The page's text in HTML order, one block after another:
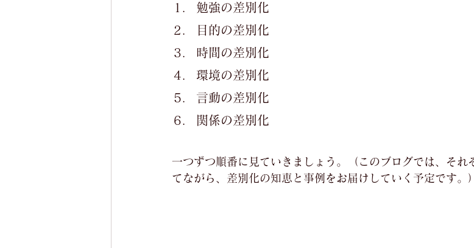
勉強の差別化
目的の差別化
時間の差別化
環境の差別化
言動の差別化
関係の差別化
一つずつ順番に見ていきましょう。（このブログでは、それ
てながら、差別化の知恵と事例をお届けしていく予定です。）